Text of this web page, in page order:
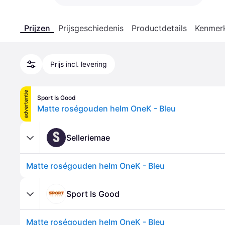
Prijzen Prijsgeschiedenis Productdetails
Prijs incl. levering
advertentie Sport Is Good
Matte roségouden helm OneK - Bleu
S Selleriemae
Matte roségouden helm OneK - Bleu
Sport Is Good
Matte roségouden helm OneK - Bleu